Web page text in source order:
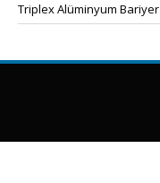
Triplex Alüminyum Bariyer